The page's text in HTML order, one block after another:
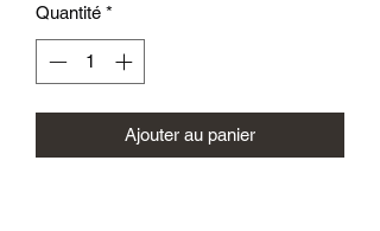
Quantité *
Ajouter au panier